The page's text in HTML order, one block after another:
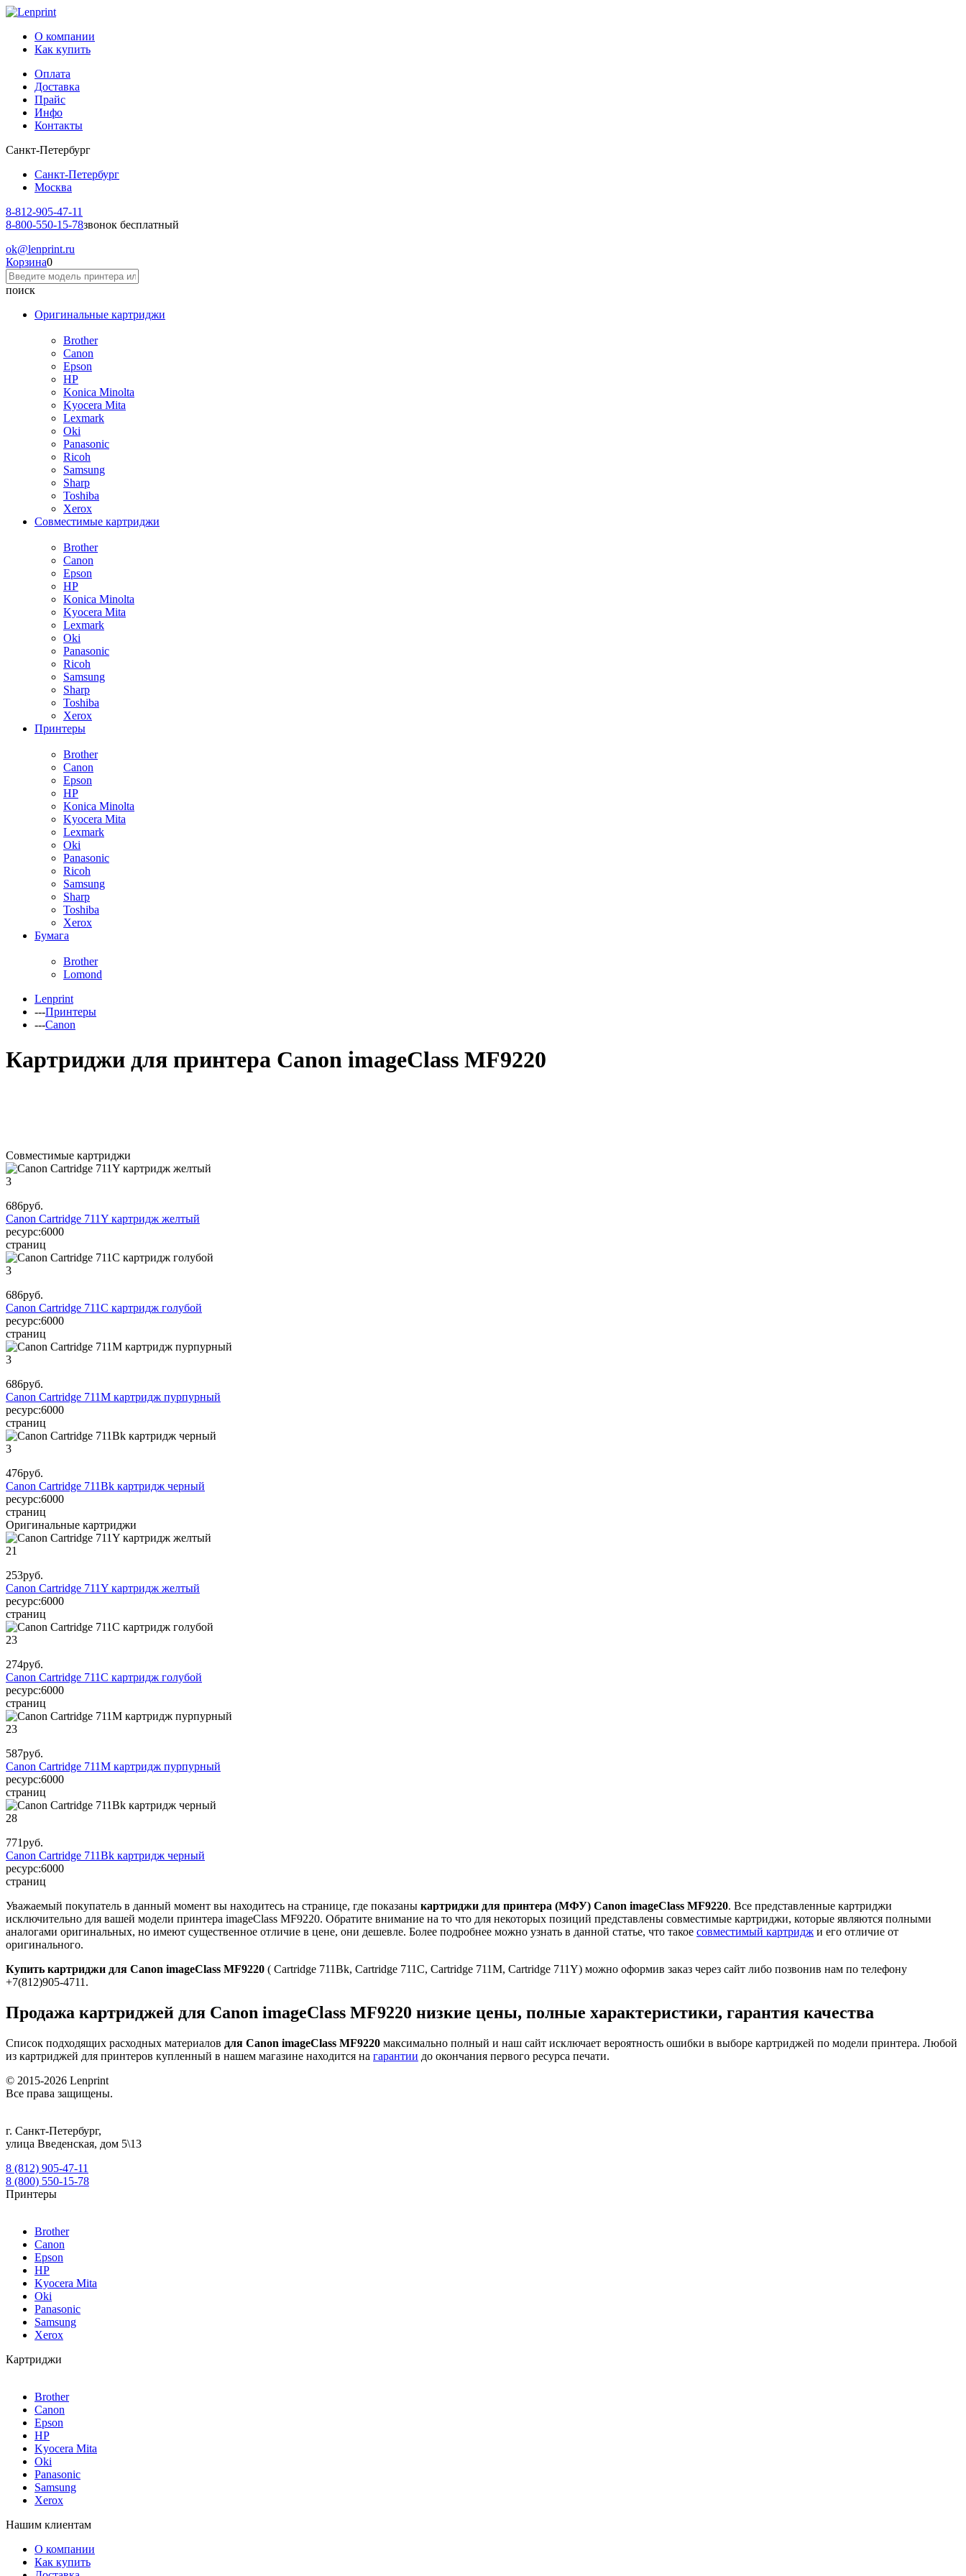
О компании
Как купить
Оплата
Доставка
Прайс
Инфо
Контакты
Санкт-Петербург
Санкт-Петербург
Москва
8-812-905-47-11
8-800-550-15-78звонок бесплатный
ok@lenprint.ru
Корзина0
поиск
Оригинальные картриджи
Brother
Canon
Epson
HP
Konica Minolta
Kyocera Mita
Lexmark
Oki
Panasonic
Ricoh
Samsung
Sharp
Toshiba
Xerox
Совместимые картриджи
Brother
Canon
Epson
HP
Konica Minolta
Kyocera Mita
Lexmark
Oki
Panasonic
Ricoh
Samsung
Sharp
Toshiba
Xerox
Принтеры
Brother
Canon
Epson
HP
Konica Minolta
Kyocera Mita
Lexmark
Oki
Panasonic
Ricoh
Samsung
Sharp
Toshiba
Xerox
Бумага
Brother
Lomond
Lenprint
---Принтеры
---Canon
Картриджи для принтера Canon imageClass MF9220
Совместимые картриджи
3
686руб.
Canon Cartridge 711Y картридж желтый
ресурс:6000
страниц
3
686руб.
Canon Cartridge 711C картридж голубой
ресурс:6000
страниц
3
686руб.
Canon Cartridge 711M картридж пурпурный
ресурс:6000
страниц
3
476руб.
Canon Cartridge 711Bk картридж черный
ресурс:6000
страниц
Оригинальные картриджи
21
253руб.
Canon Cartridge 711Y картридж желтый
ресурс:6000
страниц
23
274руб.
Canon Cartridge 711C картридж голубой
ресурс:6000
страниц
23
587руб.
Canon Cartridge 711M картридж пурпурный
ресурс:6000
страниц
28
771руб.
Canon Cartridge 711Bk картридж черный
ресурс:6000
страниц
Уважаемый покупатель в данный момент вы находитесь на странице, где показаны картриджи для принтера (МФУ) Canon imageClass MF9220. Все представленные картриджи
исключительно для вашей модели принтера imageClass MF9220. Обратите внимание на то что для некоторых позиций представлены совместимые картриджи, которые являются полными
аналогами оригинальных, но имеют существенное отличие в цене, они дешевле. Более подробнее можно узнать в данной статье, что такое совместимый картридж и его отличие от
оригинального.
Купить картриджи для Canon imageClass MF9220 ( Cartridge 711Bk, Cartridge 711C, Cartridge 711M, Cartridge 711Y) можно оформив заказ через сайт либо позвонив нам по телефону
+7(812)905-4711.
Продажа картриджей для Canon imageClass MF9220 низкие цены, полные характеристики, гарантия качества
Список подходящих расходных материалов для Canon imageClass MF9220 максимально полный и наш сайт исключает вероятность ошибки в выборе картриджей по модели принтера. Любой
из картриджей для принтеров купленный в нашем магазине находится на гарантии до окончания первого ресурса печати.
© 2015-2026 Lenprint
Все права защищены.
г. Санкт-Петербург,
улица Введенская, дом 5\13
8 (812) 905-47-11
8 (800) 550-15-78
Принтеры
Brother
Canon
Epson
HP
Kyocera Mita
Oki
Panasonic
Samsung
Xerox
Картриджи
Brother
Canon
Epson
HP
Kyocera Mita
Oki
Panasonic
Samsung
Xerox
Нашим клиентам
О компании
Как купить